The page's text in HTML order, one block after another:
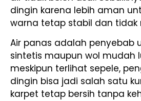
dingin karena lebih aman
warna tetap stabil dan tidak
Air panas adalah penyebab
sintetis maupun wol mudah
meskipun terlihat sepele,
dingin bisa jadi salah satu
karpet tetap bersih tanpa